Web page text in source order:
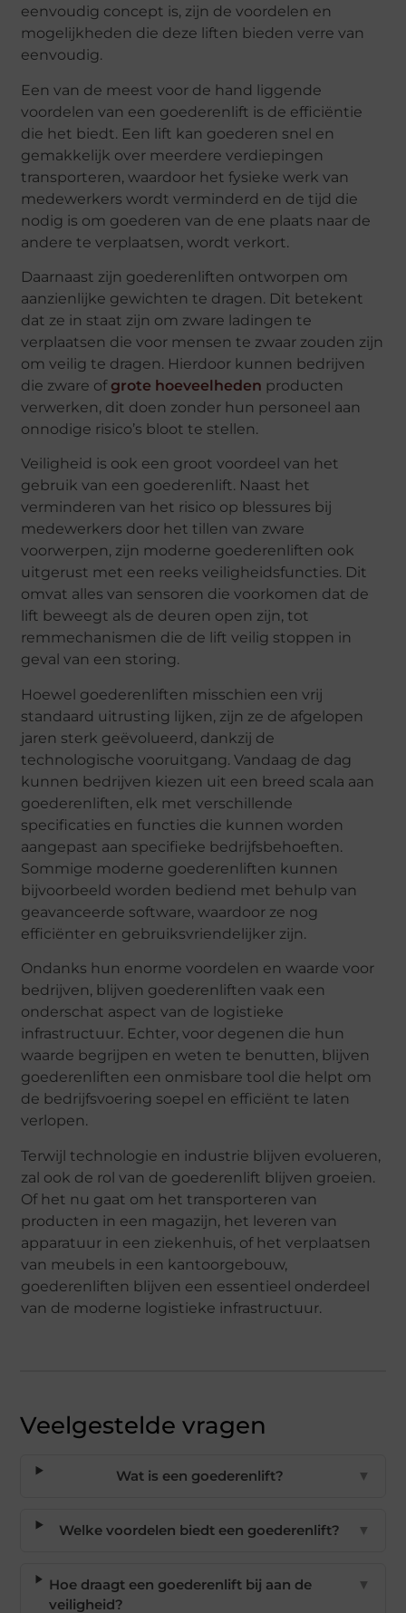
eenvoudig concept is, zijn de voordelen en
mogelijkheden die deze liften bieden verre van
eenvoudig.
Een van de meest voor de hand liggende
voordelen van een goederenlift is de efficiëntie
die het biedt. Een lift kan goederen snel en
gemakkelijk over meerdere verdiepingen
transporteren, waardoor het fysieke werk van
medewerkers wordt verminderd en de tijd die
nodig is om goederen van de ene plaats naar de
andere te verplaatsen, wordt verkort.
Daarnaast zijn goederenliften ontworpen om
aanzienlijke gewichten te dragen. Dit betekent
dat ze in staat zijn om zware ladingen te
verplaatsen die voor mensen te zwaar zouden zijn
om veilig te dragen. Hierdoor kunnen bedrijven
die zware ofgrote hoeveelheden producten
verwerken, dit doen zonder hun personeel aan
onnodige risico’s bloot te stellen.
Veiligheid is ook een groot voordeel van het
gebruik van een goederenlift. Naast het
verminderen van het risico op blessures bij
medewerkers door het tillen van zware
voorwerpen, zijn moderne goederenliften ook
uitgerust met een reeks veiligheidsfuncties. Dit
omvat alles van sensoren die voorkomen dat de
lift beweegt als de deuren open zijn, tot
remmechanismen die de lift veilig stoppen in
geval van een storing.
Hoewel goederenliften misschien een vrij
standaard uitrusting lijken, zijn ze de afgelopen
jaren sterk geëvolueerd, dankzij de
technologische vooruitgang. Vandaag de dag
kunnen bedrijven kiezen uit een breed scala aan
goederenliften, elk met verschillende
specificaties en functies die kunnen worden
aangepast aan specifieke bedrijfsbehoeften.
Sommige moderne goederenliften kunnen
bijvoorbeeld worden bediend met behulp van
geavanceerde software, waardoor ze nog
efficiënter en gebruiksvriendelijker zijn.
Ondanks hun enorme voordelen en waarde voor
bedrijven, blijven goederenliften vaak een
onderschat aspect van de logistieke
infrastructuur. Echter, voor degenen die hun
waarde begrijpen en weten te benutten, blijven
goederenliften een onmisbare tool die helpt om
de bedrijfsvoering soepel en efficiënt te laten
verlopen.
Terwijl technologie en industrie blijven evolueren,
zal ook de rol van de goederenlift blijven groeien.
Of het nu gaat om het transporteren van
producten in een magazijn, het leveren van
apparatuur in een ziekenhuis, of het verplaatsen
van meubels in een kantoorgebouw,
goederenliften blijven een essentieel onderdeel
van de moderne logistieke infrastructuur.
Veelgestelde vragen
Wat is een goederenlift? ▼
Welke voordelen biedt een goederenlift? ▼
Hoe draagt een goederenlift bij aan de
veiligheid?
▼